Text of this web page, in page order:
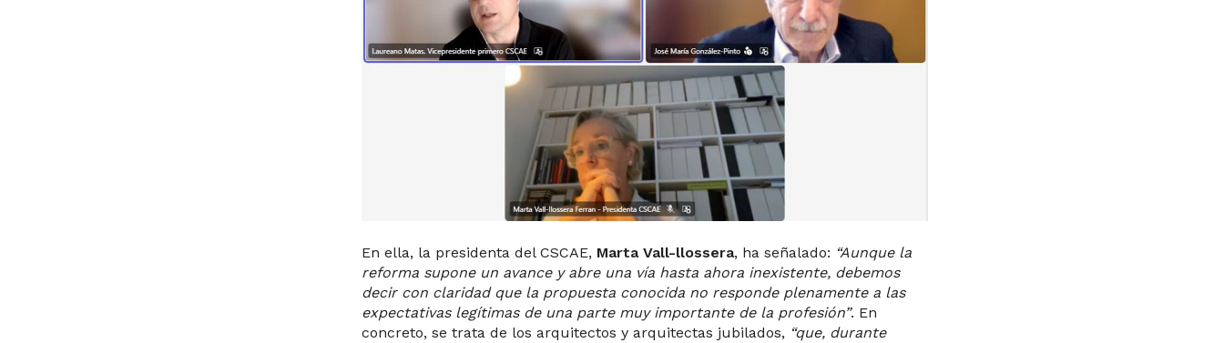
En ella, la presidenta del CSCAE, Marta Vall-llossera, ha señalado: “Aunque la
reforma supone un avance y abre una vía hasta ahora inexistente, debemos
decir con claridad que la propuesta conocida no responde plenamente a las
expectativas legítimas de una parte muy importante de la profesión”. En
concreto, se trata de los arquitectos y arquitectas jubilados, “que, durante